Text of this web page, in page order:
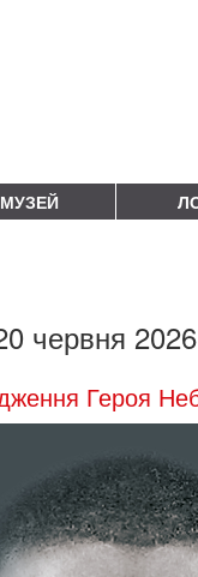
МУЗЕЙ
червня
Героя